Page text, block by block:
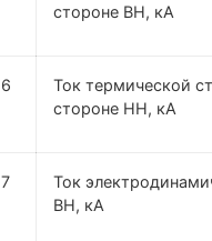
стороне ВН, кА
6
Ток термической
стороне НН, кА
7
Ток
ВН, кА